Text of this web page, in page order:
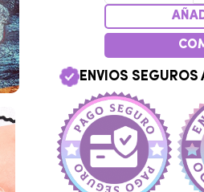
ENVIOS